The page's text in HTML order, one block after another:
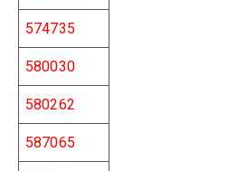
574735
580030
580262
587065